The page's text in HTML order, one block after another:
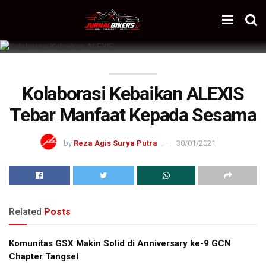
Kolaborasi Kebaikan ALEXIS
Tebar Manfaat Kepada Sesama
by Reza Agis Surya Putra 30/01/2021
Related Posts
Komunitas GSX Makin Solid di Anniversary ke-9 GCN
Chapter Tangsel